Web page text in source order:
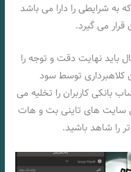
شرایطی را دارا می باشد
می گیرد.
باید نهایت دقت و توجه را
کلاهبرداری توسط سود
بانکی کاربران را تخلیه می
سایت های تاینی بتو هات
را شاهد باشید.